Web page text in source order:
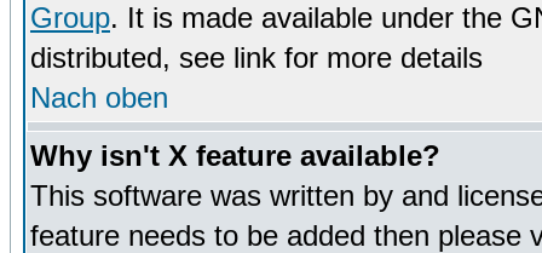
Group. It is made available under the
distributed, see link for more details
Nach oben
Why isn't X feature available?
This software was written by and
feature needs to be added then please